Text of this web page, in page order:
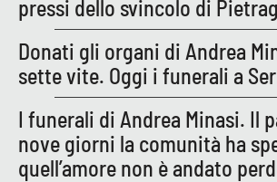
LaC OnAir
EDIZIONI
LOCALI
Catanzaro
pressi dello svincolo di
Donati gli organi di Andrea
sette vite. Oggi i funerali a
I funerali di Andrea Minasi. Il
nove giorni la comunità ha
quell’amore non è andato